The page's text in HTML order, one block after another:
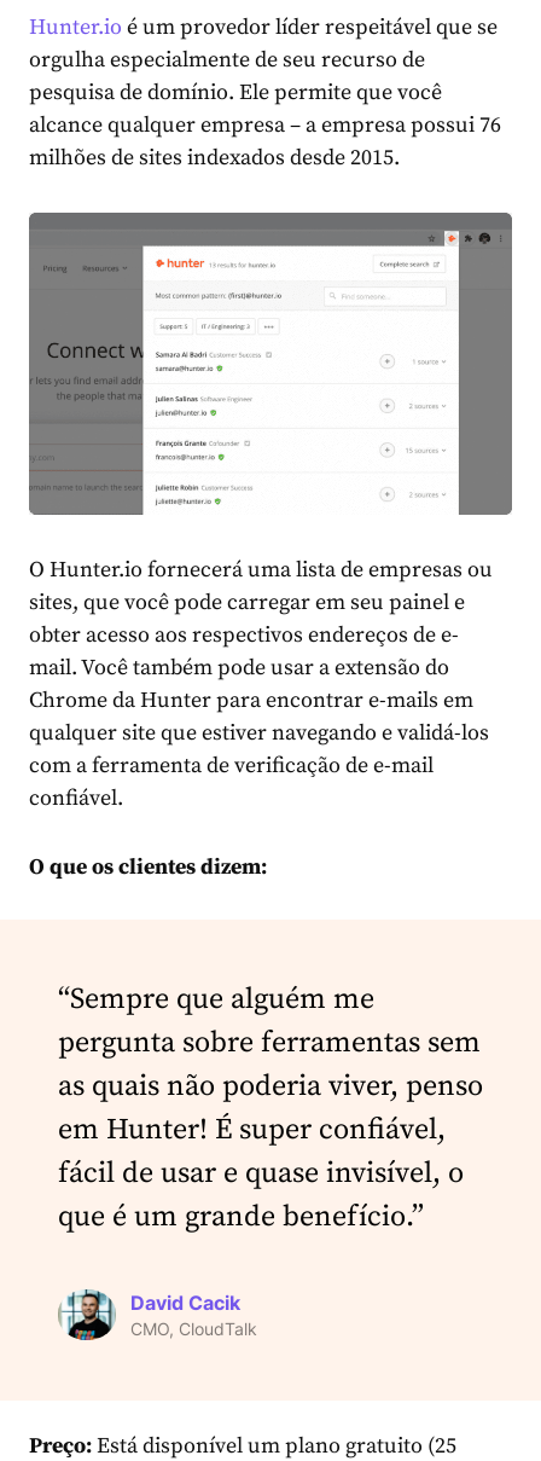
Hunter.io é um provedor líder respeitável que se
orgulha especialmente de seu recurso de
pesquisa de domínio. Ele permite que você
alcance qualquer empresa – a empresa possui 76
milhões de sites indexados desde 2015.
O Hunter.io fornecerá uma lista de empresas ou
sites, que você pode carregar em seu painel e
obter acesso aos respectivos endereços de e-
mail. Você também pode usar a extensão do
Chrome da Hunter para encontrar e-mails em
qualquer site que estiver navegando e validá-los
com a ferramenta de verificação de e-mail
confiável.
O que os clientes dizem:
“Sempre que alguém me
pergunta sobre ferramentas sem
as quais não poderia viver, penso
em Hunter! É super confiável,
fácil de usar e quase invisível, o
que é um grande benefício.”
David Cacik
CMO, CloudTalk
Preço:Está disponível um plano gratuito (25